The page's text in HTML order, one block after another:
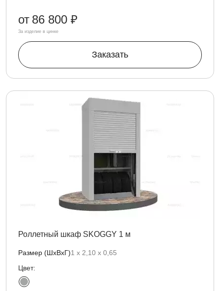
от 86 800 ₽
За изделие в цинке
Заказать
Роллетный шкаф SKOGGY 1 м
Размер (ШхВхГ)1 х 2,10 х 0,65
Цвет: